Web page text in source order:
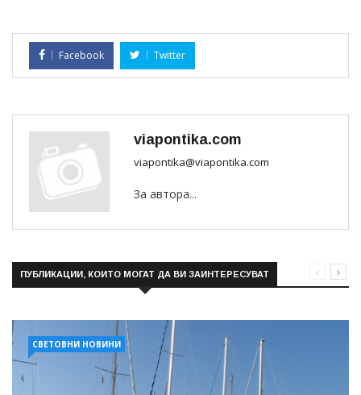
Facebook Twitter
viapontika.com
viapontika@viapontika.com
За автора...
ПУБЛИКАЦИИ, КОИТО МОГАТ ДА ВИ ЗАИНТЕРЕСУВАТ
СВЕТОВНИ НОВИНИ